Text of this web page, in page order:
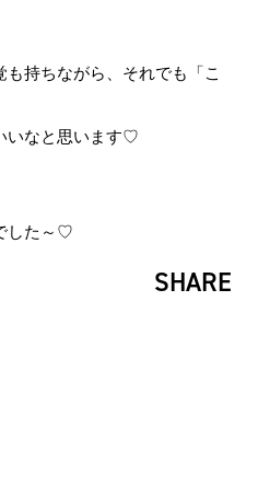
持ちながら、それでも「こ
いなと思います♡
した～♡
SHARE